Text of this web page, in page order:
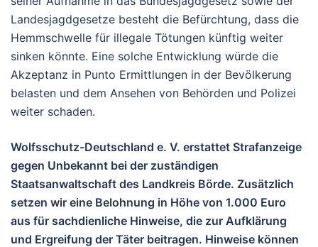
Landesjagdgesetze besteht die Befürchtung, dass die
Hemmschwelle für illegale Tötungen künftig weiter
sinken könnte. Eine solche Entwicklung würde die
Akzeptanz in Punto Ermittlungen in der Bevölkerung
belasten und dem Ansehen von Behörden und Polizei
weiter schaden.
Wolfsschutz-Deutschland e. V. erstattet Strafanzeige
gegen Unbekannt bei der zuständigen
Staatsanwaltschaft des Landkreis Börde. Zusätzlich
setzen wir eine Belohnung in Höhe von 1.000 Euro
aus für sachdienliche Hinweise, die zur Aufklärung
und Ergreifung der Täter beitragen. Hinweise können